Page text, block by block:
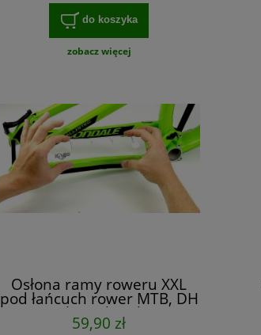
do koszyka
zobacz więcej
Osłona ramy roweru XXL
pod łańcuch rower MTB, DH
/ TSS z żelem absorbującym
59,90 zł